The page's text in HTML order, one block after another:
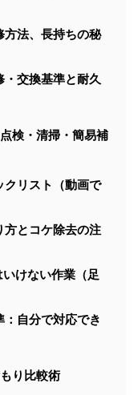
方法、長持ちの秘
・交換基準と耐久
検・清掃・簡易補
クリスト（動画で
方とコケ除去の注
けない作業（足
自分で対応でき
り比較術